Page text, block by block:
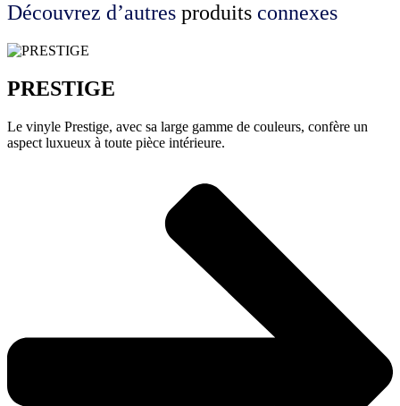
Découvrez d’autres produits connexes
PRESTIGE
Le vinyle Prestige, avec sa large gamme de couleurs, confère un
aspect luxueux à toute pièce intérieure.